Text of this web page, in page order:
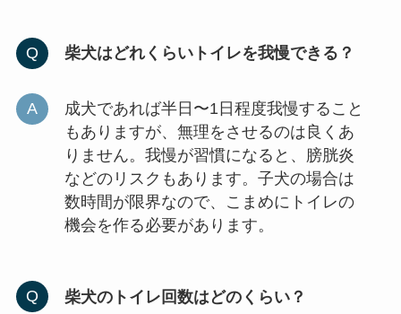
柴犬はどれくらいトイレを我慢できる？
成犬であれば半日〜1日程度我慢すること
もありますが、無理をさせるのは良くあ
りません。我慢が習慣になると、膀胱炎
などのリスクもあります。子犬の場合は
数時間が限界なので、こまめにトイレの
機会を作る必要があります。
柴犬のトイレ回数はどのくらい？